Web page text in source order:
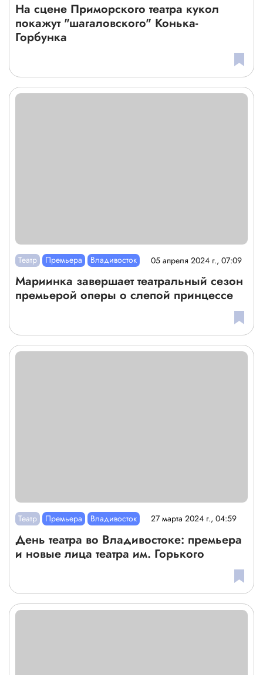
На сцене Приморского театра кукол
покажут "шагаловского" Конька-
Горбунка
Театр Премьера Владивосток 05 апреля 2024 г., 07:09
Мариинка завершает театральный сезон
премьерой оперы о слепой принцессе
Театр Премьера Владивосток 27 марта 2024 г., 04:59
День театра во Владивостоке: премьера
и новые лица театра им. Горького